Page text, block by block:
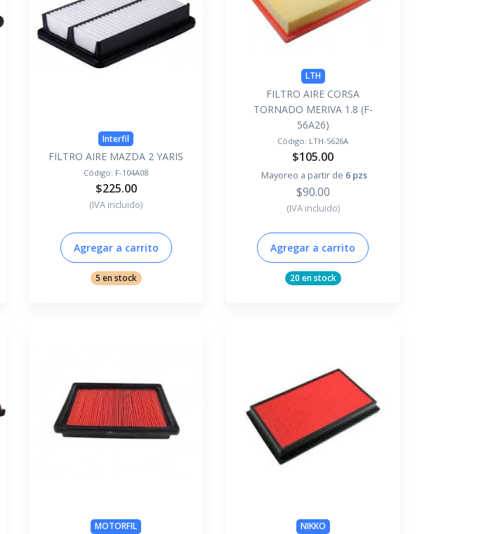
Interfil
FILTRO AIRE MAZDA 2 YARIS
Código: F-104A08
$225.00
(IVA incluido)
Agregar a carrito
5 en stock
LTH
FILTRO AIRE CORSA
TORNADO MERIVA 1.8 (F-
56A26)
Código: LTH-5626A
$105.00
Mayoreo a partir de 6 pzs
$90.00
(IVA incluido)
Agregar a carrito
20 en stock
MOTORFIL NIKKO